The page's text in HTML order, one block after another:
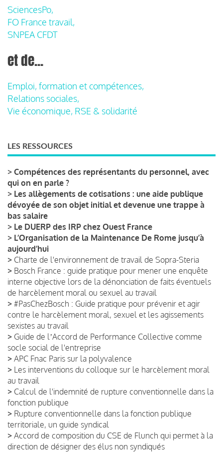
SciencesPo,
FO France travail,
SNPEA CFDT
et de...
Emploi, formation et compétences,
Relations sociales,
Vie économique, RSE & solidarité
LES RESSOURCES
> Compétences des représentants du personnel, avec
qui on en parle ?
> Les allègements de cotisations : une aide publique
dévoyée de son objet initial et devenue une trappe à
bas salaire
> Le DUERP des IRP chez Ouest France
> L’Organisation de la Maintenance De Rome jusqu’à
aujourd’hui
> Charte de l'environnement de travail de Sopra-Steria
> Bosch France : guide pratique pour mener une enquête
interne objective lors de la dénonciation de faits éventuels
de harcèlement moral ou sexuel au travail
> #PasChezBosch : Guide pratique pour prévenir et agir
contre le harcèlement moral, sexuel et les agissements
sexistes au travail
> Guide de lʼAccord de Performance Collective comme
socle social de l'entreprise
> APC Fnac Paris sur la polyvalence
> Les interventions du colloque sur le harcèlement moral
au travail
> Calcul de l'indemnité de rupture conventionnelle dans la
fonction publique
> Rupture conventionnelle dans la fonction publique
territoriale, un guide syndical
> Accord de composition du CSE de Flunch qui permet à la
direction de désigner des élus non syndiqués